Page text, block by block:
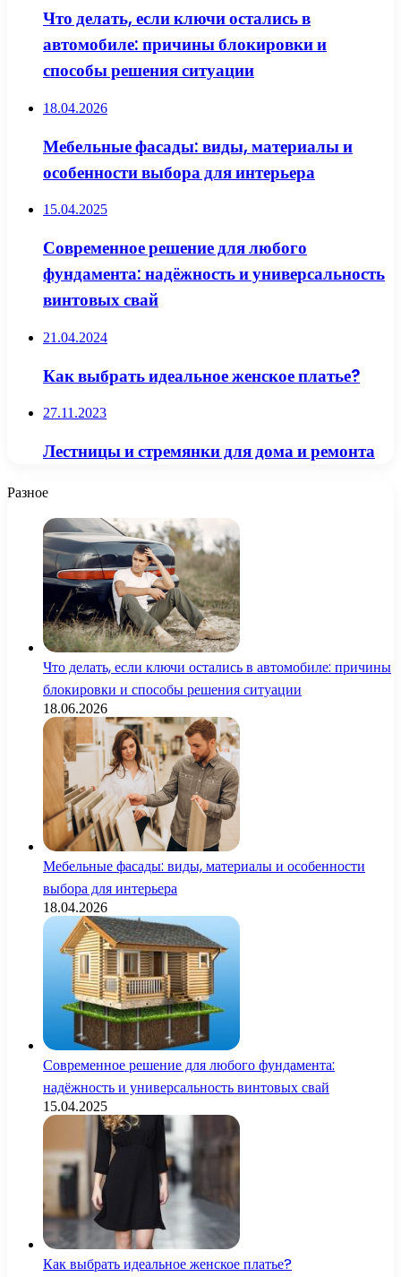
Что делать, если ключи остались в
автомобиле: причины блокировки и
способы решения ситуации
18.04.2026
Мебельные фасады: виды, материалы и
особенности выбора для интерьера
15.04.2025
Современное решение для любого
фундамента: надёжность и универсальность
винтовых свай
21.04.2024
Как выбрать идеальное женское платье?
27.11.2023
Лестницы и стремянки для дома и ремонта
Разное
Что делать, если ключи остались в автомобиле: причины
блокировки и способы решения ситуации
18.06.2026
Мебельные фасады: виды, материалы и особенности
выбора для интерьера
18.04.2026
Современное решение для любого фундамента:
надёжность и универсальность винтовых свай
15.04.2025
Как выбрать идеальное женское платье?